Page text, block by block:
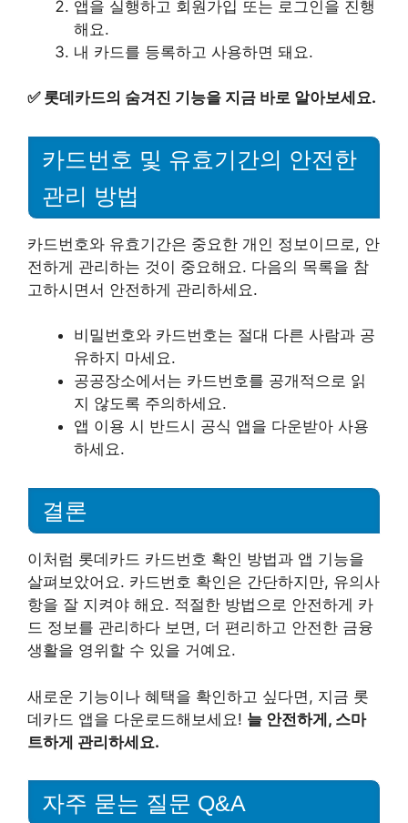
앱을 실행하고 회원가입 또는 로그인을 진행
해요.
내 카드를 등록하고 사용하면 돼요.
✅ 롯데카드의 숨겨진 기능을 지금 바로 알아보세요.
카드번호 및 유효기간의 안전한
관리 방법
카드번호와 유효기간은 중요한 개인 정보이므로, 안
전하게 관리하는 것이 중요해요. 다음의 목록을 참
고하시면서 안전하게 관리하세요.
비밀번호와 카드번호는 절대 다른 사람과 공
유하지 마세요.
공공장소에서는 카드번호를 공개적으로 읽
지 않도록 주의하세요.
앱 이용 시 반드시 공식 앱을 다운받아 사용
하세요.
결론
이처럼 롯데카드 카드번호 확인 방법과 앱 기능을
살펴보았어요. 카드번호 확인은 간단하지만, 유의사
항을 잘 지켜야 해요. 적절한 방법으로 안전하게 카
드 정보를 관리하다 보면, 더 편리하고 안전한 금융
생활을 영위할 수 있을 거예요.
새로운 기능이나 혜택을 확인하고 싶다면, 지금 롯
데카드 앱을 다운로드해보세요! 늘 안전하게, 스마
트하게 관리하세요.
자주 묻는 질문 Q&A